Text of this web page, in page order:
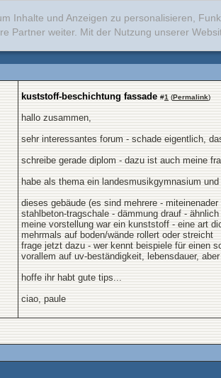
Inhalte und Anzeigen zu personalisieren,
Partner weiter. Mit der Nutzung unserer
kuststoff-beschichtung fassade #1 (Permalink)
hallo zusammen,
sehr interessantes forum - schade eigentlich,
schreibe gerade diplom - dazu ist auch meine
habe als thema ein landesmusikgymnasium
dieses gebäude (es sind mehrere -
stahlbeton-tragschale - dämmung drauf -
meine vorstellung war ein kunststoff - eine art
mehrmals auf boden/wände rollert oder streicht
frage jetzt dazu - wer kennt beispiele für einen
vorallem auf uv-beständigkeit, lebensdauer,
hoffe ihr habt gute tips...
ciao, paule